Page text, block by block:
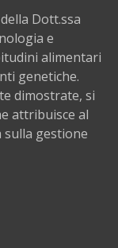
Dott.ssa
e
alimentari
genetiche.
dimostrate, si
attribuisce al
gestione